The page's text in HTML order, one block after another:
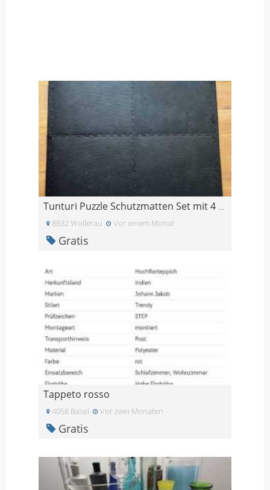
Tunturi Puzzle Schutzmatten Set mit 4 Bodenschutz
8832 Wollerau Vor einem Monat
Gratis
Tappeto rosso
4058 Basel Vor zwei Monaten
Gratis